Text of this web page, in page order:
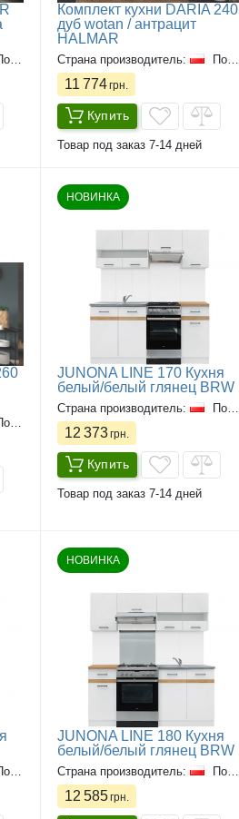
Комплект кухни DARIA 240
дуб wotan / антрацит
HALMAR
Страна производитель: Польша
11 774грн.
Купить
Товар под заказ 7-14 дней
НОВИНКА
JUNONA LINE 170 Кухня
белый/белый глянец BRW
Страна производитель: Польша
12 373грн.
Купить
Товар под заказ 7-14 дней
НОВИНКА
JUNONA LINE 180 Кухня
белый/белый глянец BRW
Страна производитель: Польша
12 585грн.